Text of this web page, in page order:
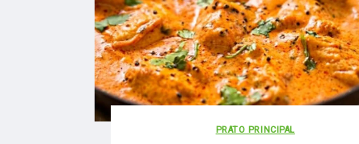
PRATO PRINCIPAL